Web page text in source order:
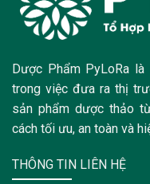
Dược Phẩm PyLoRa
trong việc đưa ra thị
sản phẩm dược thảo
cách tối ưu, an toàn và
THÔNG TIN LIÊN HỆ